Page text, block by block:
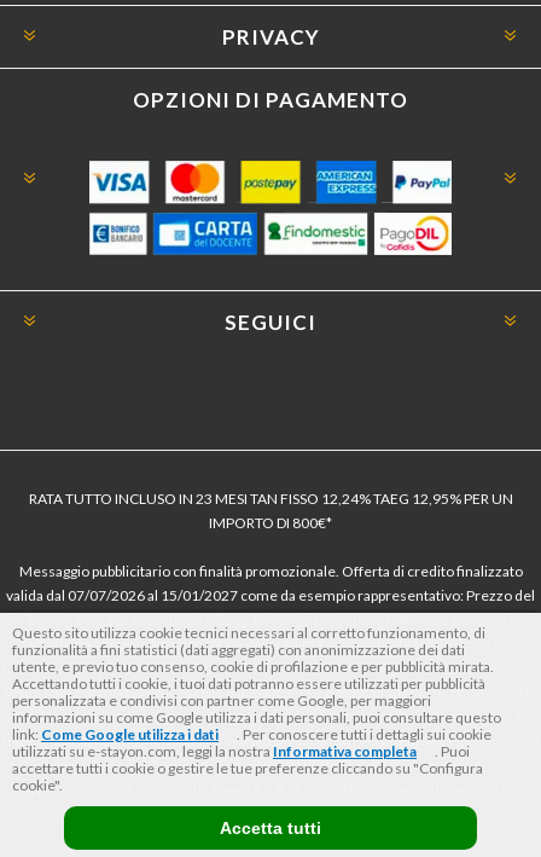
PRIVACY
OPZIONI DI PAGAMENTO
SEGUICI
RATA TUTTO INCLUSO IN 23 MESI TAN FISSO 12,24% TAEG 12,95% PER UN
IMPORTO DI 800€*
Messaggio pubblicitario con finalità promozionale. Offerta di credito finalizzato
valida dal 07/07/2026 al 15/01/2027 come da esempio rappresentativo: Prezzo del
dell’offerta azzerati. Importo totale del credito € 800. Importo totale dovuto dal
Consumatore € 920. Decorrenza media della prima rata a 90 giorni. Al fine di gestire
le tue spese in modo responsabile e di conoscere eventuali altre offerte disponibili,
Findomestic ti ricorda, prima di sottoscrivere il contratto, di prendere visione di
tutte le condizioni economiche e contrattuali, facendo riferimento alle Informazioni
Europee di Base sul Credito ai Consumatori (IEBCC) nel percorso online. Salvo
approvazione di Findomestic Banca S.p.A.. Il rivenditore (StayON) opera quale
intermediario del credito per Findomestic Banca S.p.A., non in esclusiva.
Questo sito utilizza cookie tecnici necessari al corretto funzionamento, di
funzionalità a fini statistici (dati aggregati) con anonimizzazione dei dati
utente, e previo tuo consenso, cookie di profilazione e per pubblicità mirata.
Accettando tutti i cookie, i tuoi dati potranno essere utilizzati per pubblicità
personalizzata e condivisi con partner come Google, per maggiori
informazioni su come Google utilizza i dati personali, puoi consultare questo
link: Come Google utilizza i dati
. Per conoscere tutti i dettagli sui cookie
utilizzati su e-stayon.com, leggi la nostra Informativa completa
. Puoi
accettare tutti i cookie o gestire le tue preferenze cliccando su "Configura
cookie".
Accetta tutti